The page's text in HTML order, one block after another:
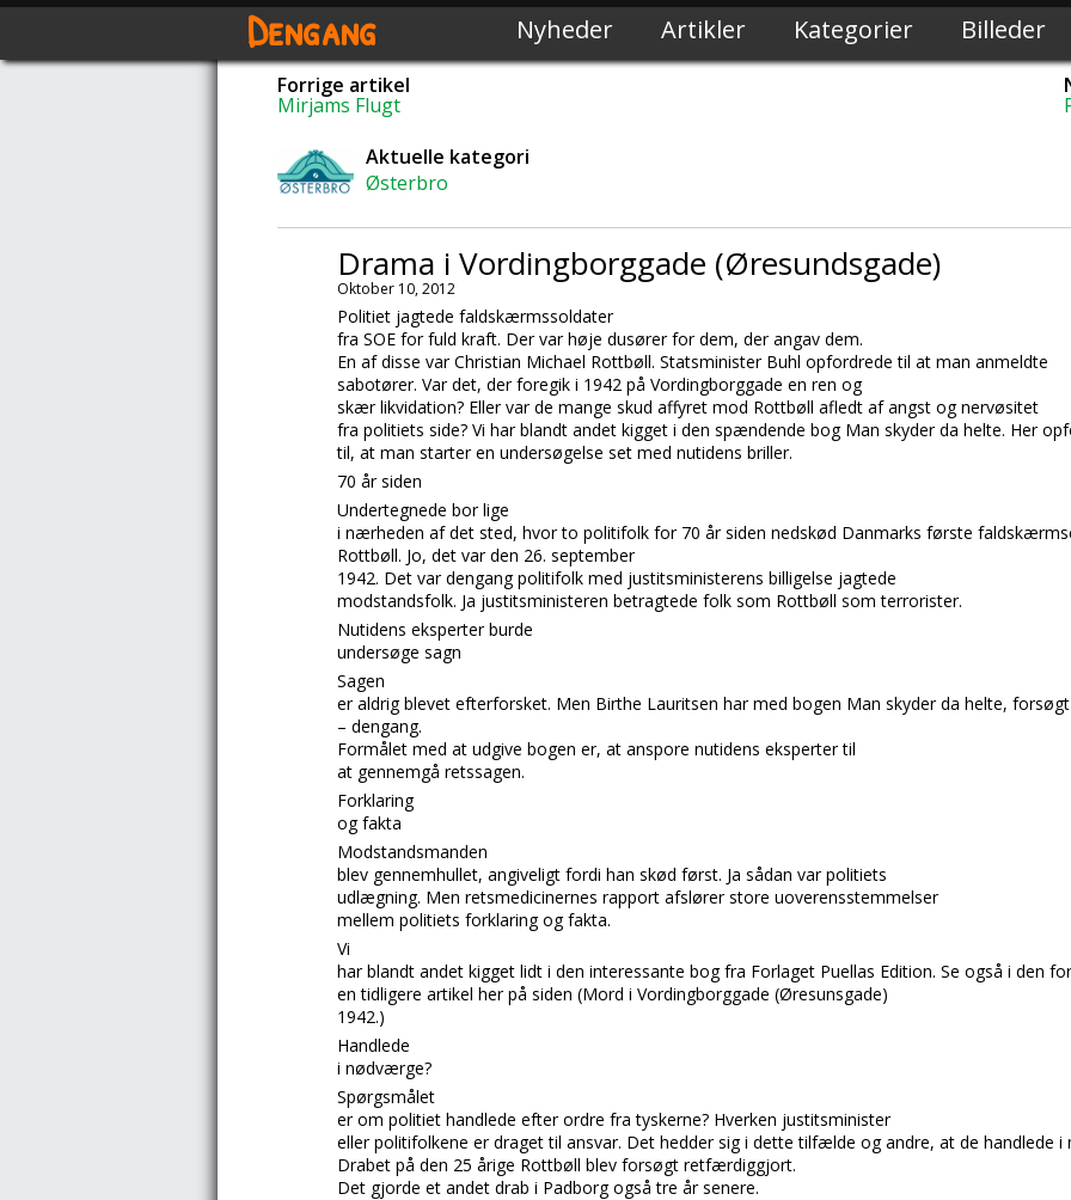
Dengang Nyheder Artikler Kategorier Billeder
Forrige artikel
Mirjams Flugt
Aktuelle kategori
Østerbro
Drama i Vordingborggade (Øresundsgade)
Oktober 10, 2012
Politiet jagtede faldskærmssoldater
fra SOE for fuld kraft. Der var høje dusører for dem, der angav dem.
En af disse varChristian Michael Rottbøll. Statsminister Buhl opfordrede til at man anmeldte
sabotører. Var det, der foregik i 1942 på Vordingborggade en ren og
skær likvidation? Eller var de mange skud affyret mod Rottbøll afledt af angst og nervøsitet
fra politiets side? Vi har blandt andet kigget i den spændende bog Man skyder da helte. Her
til, at man starter en undersøgelse set med nutidens briller.
70 år siden
Undertegnede bor lige
i nærheden af det sted, hvor to politifolk for 70 år siden nedskød Danmarks første
Rottbøll. Jo, det var den 26. september
1942. Det var dengang politifolk med justitsministerens billigelse jagtede
modstandsfolk. Ja justitsministeren betragtede folk som Rottbøll som terrorister.
Nutidens eksperter burde
undersøge sagn
Sagen
er aldrig blevet efterforsket. Men Birthe Lauritsen har med bogen Man skyder da helte, forsøgt
– dengang.
Formålet med at udgive bogen er, at anspore nutidens eksperter til
at gennemgå retssagen.
Forklaring
og fakta
Modstandsmanden
blev gennemhullet, angiveligt fordi han skød først. Ja sådan var politiets
udlægning. Men retsmedicinernes rapport afslører store uoverensstemmelser
mellem politiets forklaring og fakta.
Vi
har blandt andet kigget lidt i den interessante bog fra Forlaget Puellas Edition. Se også i den
en tidligere artikel her på siden (Mord i Vordingborggade (Øresunsgade)
1942.)
Handlede
i nødværge?
Spørgsmålet
er om politiet handlede efter ordre fra tyskerne? Hverken justitsminister
eller politifolkene er draget til ansvar. Det hedder sig i dette tilfælde og andre, at de handlede i
Drabet på den 25 årige Rottbøll blev forsøgt retfærdiggjort.
Det gjorde et andet drab i Padborgogså tre år senere.